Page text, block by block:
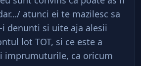
atunci ei te mazilesc sa
denunti si uite aja alesii
lot TOT, si ce este a
imprumuturile, ca oricum